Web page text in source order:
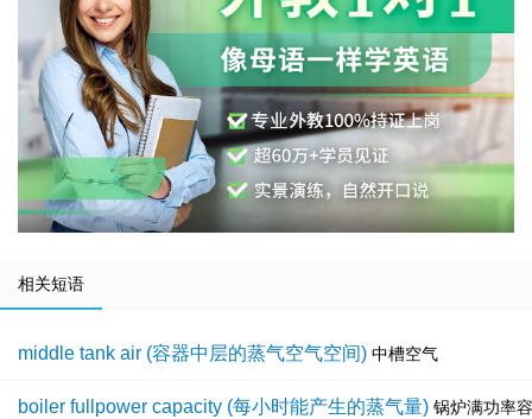
相关短语
middle tank air (容器中层的蒸气空气空间) 中槽空气
boiler fullpower capacity (每小时能产生的蒸气量) 锅炉满功率